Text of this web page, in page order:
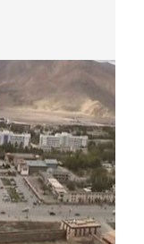
A třetí koš
se
buddhismu se
metoda,
nebo mantra